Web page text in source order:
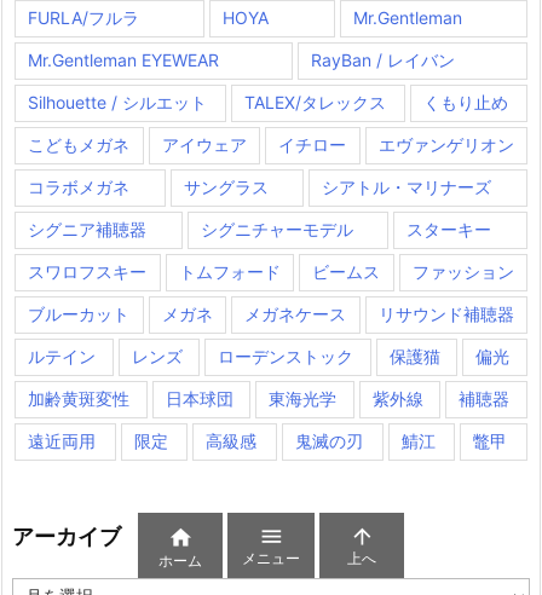
FURLA/フルラ HOYA Mr.Gentleman
Mr.Gentleman EYEWEAR RayBan / レイバン
Silhouette / シルエット TALEX/タレックス くもり止め
こどもメガネ アイウェア イチロー エヴァンゲリオン
コラボメガネ サングラス シアトル・マリナーズ
シグニア補聴器 シグニチャーモデル スターキー
スワロフスキー トムフォード ビームス ファッション
ブルーカット メガネ メガネケース リサウンド補聴器
ルテイン レンズ ローデンストック 保護猫 偏光
加齢黄斑変性 日本球団 東海光学 紫外線 補聴器
遠近両用 限定 高級感 鬼滅の刃 鯖江 鼈甲
アーカイブ 
ホーム

メニュー

上へ